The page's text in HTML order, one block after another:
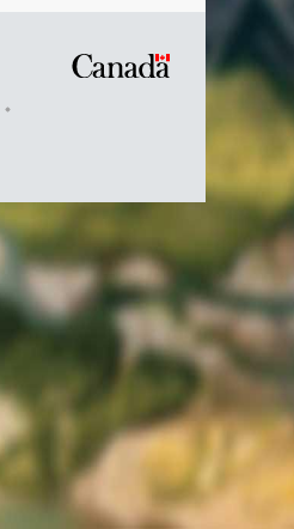
Canada